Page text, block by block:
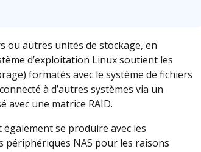
ou autres unités de stockage, en
d’exploitation Linux soutient les
formatés avec le système de fichiers
à d’autres systèmes via un
avec une matrice RAID.
se produire avec les
périphériques NAS pour les raisons